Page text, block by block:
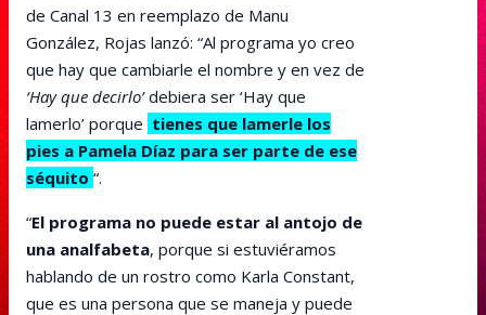
de Canal 13 en reemplazo de Manu
González, Rojas lanzó: “Al programa yo creo
que hay que cambiarle el nombre y en vez de
‘Hay que decirlo’debiera ser ‘Hay que
lamerlo’ porque tienes que lamerle los
pies a Pamela Díaz para ser parte de ese
séquito “.
“El programa no puede estar al antojo de
una analfabeta, porque si estuviéramos
hablando de un rostro como Karla Constant,
que es una persona que se maneja y puede